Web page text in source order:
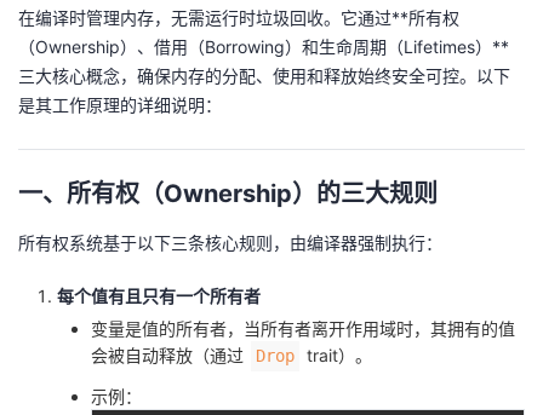
页
开
发
者
我
在编译时管理内存，无需运行时垃圾回收。它通过**所有权
（Ownership）、借用（Borrowing）和生命周期（Lifetimes）**
三大核心概念，确保内存的分配、使用和释放始终安全可控。以下
是其工作原理的详细说明：
一、所有权（Ownership）的三大规则
所有权系统基于以下三条核心规则，由编译器强制执行：
每个值有且只有一个所有者
变量是值的所有者，当所有者离开作用域时，其拥有的值
会被自动释放（通过
Drop
trait）。
示例：